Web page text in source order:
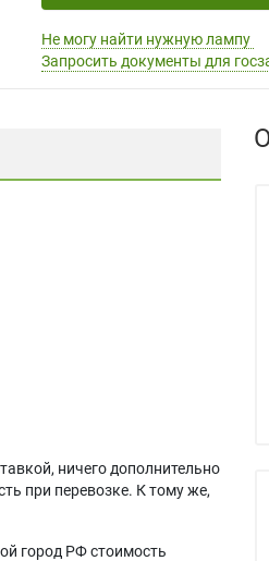
Не могу найти нужную лампу
Запросить документы для
ничего дополнительно
при перевозке. К тому же,
город РФ стоимость